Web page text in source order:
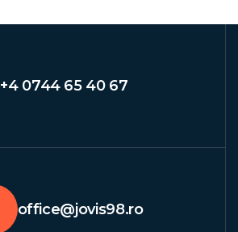
+4 0744 65 40 67
office@jovis98.ro